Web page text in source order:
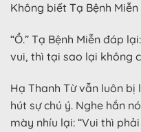
Không biết Tạ Bệnh
“Ồ.” Tạ Bệnh Miễn đáp
vui, thì tại sao lại không
Hạ Thanh Từ vẫn luôn bị
hút sự chú ý. Nghe hắn
mày nhíu lại: “Vui thì